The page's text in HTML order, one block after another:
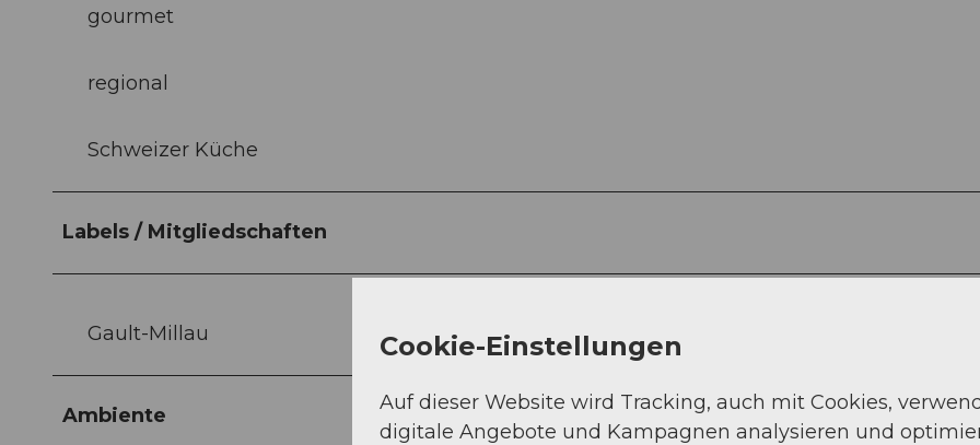
gourmet
regional
Schweizer Küche
Labels / Mitgliedschaften
Gault-Millau
Ambiente
Cookie-Einstellungen
Auf dieser Website wird Tracking, auch mit Cookies,
digitale Angebote und Kampagnen analysieren und